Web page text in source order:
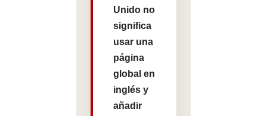
Unido no
significa
usar una
página
global en
inglés y
añadir